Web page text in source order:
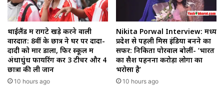
थाईलैंड में रोंगटे खड़े करने वाली
वारदात: 8वीं के छात्र ने घर पर दादा-
दादी को मार डाला, फिर स्कूल में
अंधाधुंध फायरिंग कर 3 टीचर और 4
छात्रों की ली जान
10 hours ago
Nikita Porwal Interview: मध्य
प्रदेश से पहली मिस इंडिया बनने का
सफर: निकिता पोरवाल बोलीं- ‘भारत
का सैश पहनना करोड़ों लोगों का
भरोसा है’
10 hours ago